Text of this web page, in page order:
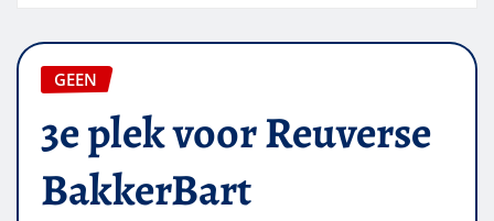
GEEN
3e plek voor Reuverse
BakkerBart